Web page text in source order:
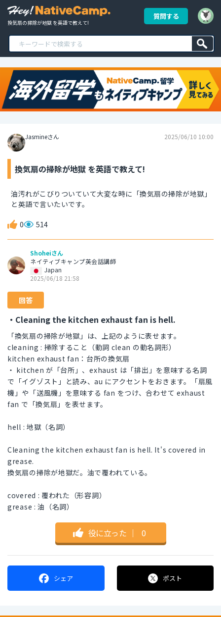
換気扇の掃除が地獄 を英語で教えて!
質問する
Jasmineさん 2025/06/10 10:00
換気扇の掃除が地獄 を英語で教えて!
油汚れがこびりついていて大変な時に「換気扇の掃除が地獄」
と英語で言いたいです。
0 514
Shoheiさん
ネイティブキャンプ英会話講師
Japan
2025/06/18 21:58
回答
・Cleaning the kitchen exhaust fan is hell.
「換気扇の掃除が地獄」は、上記のように表せます。
cleaning : 掃除すること（動詞 clean の動名詞形）
kitchen exhaust fan：台所の換気扇
・ kitchen が「台所」、exhaust は「排出」を意味する名詞
で「イグゾスト」と読み、au にアクセントをおきます。「扇風
機」や「送風機」を意味する fan をつけ、合わせて exhaust
fan で「換気扇」を表せます。
hell : 地獄（名詞）
Cleaning the kitchen exhaust fan is hell. It's covered in
grease.
換気扇の掃除が地獄だ。油で覆われている。
covered : 覆われた（形容詞）
grease : 油（名詞）
役に立った ｜ 0
シェア ポスト